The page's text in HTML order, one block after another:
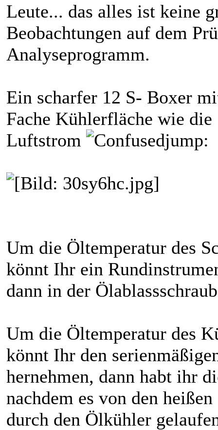
Leute... das alles ist keine
Beobachtungen auf dem
Analyseprogramm.
Ein scharfer 12 S- Boxer
Fache Kühlerfläche wie
Luftstrom
jump:
Um die Öltemperatur des
könnt Ihr ein
dann in der
Um die Öltemperatur des
könnt Ihr den
hernehmen, dann habt ihr
nachdem es von den
durch den Ölkühler